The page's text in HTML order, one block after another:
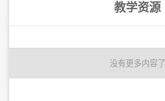
教学资源
没有更多内容了